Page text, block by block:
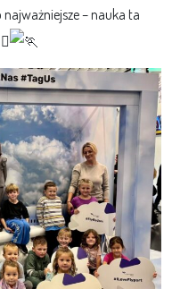
– nauka ta